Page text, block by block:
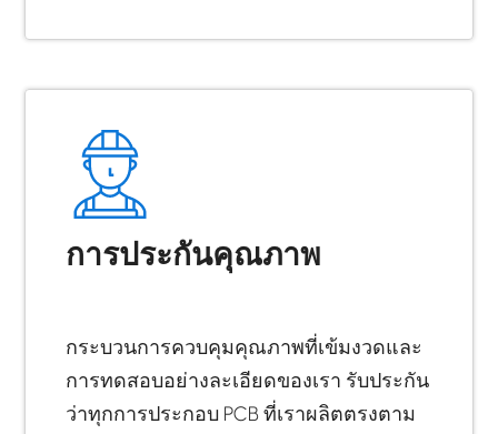
การประกันคุณภาพ
กระบวนการควบคุมคุณภาพที่เข้มงวดและ
การทดสอบอย่างละเอียดของเรา รับประกัน
ว่าทุกการประกอบ PCB ที่เราผลิตตรงตาม